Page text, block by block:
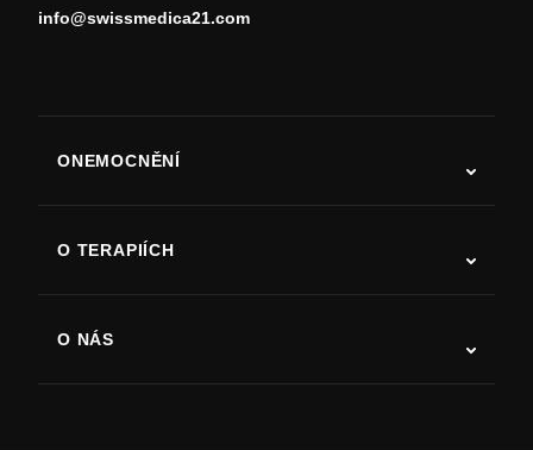
info@swissmedica21.com
ONEMOCNĚNÍ
Parkinsonova choroba
Artritida
O TERAPIÍCH
O NÁS